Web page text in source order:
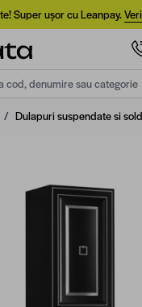
Super ușor cu Leanpay.
cod, denumire sau
/ Dulapuri suspendate si